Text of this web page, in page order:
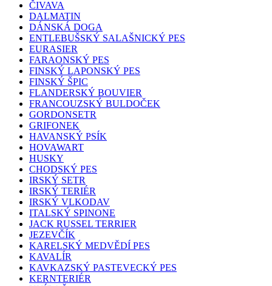
ČIVAVA
DALMATIN
DÁNSKÁ DOGA
ENTLEBUŠSKÝ SALAŠNICKÝ PES
EURASIER
FARAONSKÝ PES
FINSKÝ LAPONSKÝ PES
FINSKÝ ŠPIC
FLANDERSKÝ BOUVIER
FRANCOUZSKÝ BULDOČEK
GORDONSETR
GRIFONEK
HAVANSKÝ PSÍK
HOVAWART
HUSKY
CHODSKÝ PES
IRSKÝ SETR
IRSKÝ TERIÉR
IRSKÝ VLKODAV
ITALSKÝ SPINONE
JACK RUSSEL TERRIER
JEZEVČÍK
KARELSKÝ MEDVĚDÍ PES
KAVALÍR
KAVKAZSKÝ PASTEVECKÝ PES
KERNTERIÉR